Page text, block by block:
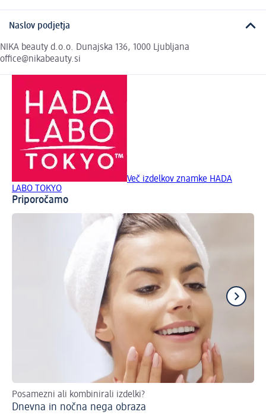
Naslov podjetja
NIKA beauty d.o.o. Dunajska 136, 1000 Ljubljana
office@nikabeauty.si
Več izdelkov znamke HADA
LABO TOKYO
Priporočamo
Posamezni ali kombinirali izdelki?
Dnevna in nočna nega obraza